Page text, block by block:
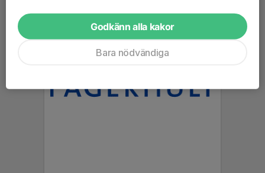
Godkänn alla kakor
Bara nödvändiga